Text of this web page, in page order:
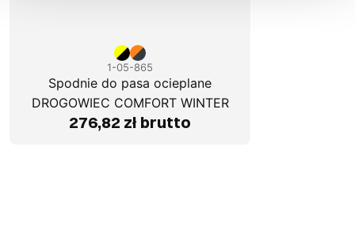
1-05-865
Spodnie do pasa ocieplane
DROGOWIEC COMFORT WINTER
276,82 zł brutto